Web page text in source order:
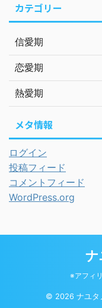
カテゴリー
信愛期
恋愛期
熱愛期
メタ情報
ログイン
投稿フィード
コメントフィード
WordPress.org
ナ
※アフィ
© 2026 ナユタ